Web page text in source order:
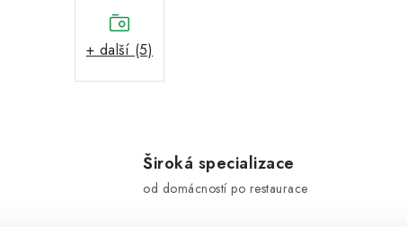
+ další (5)
Široká specializace
od domácností po restaurace